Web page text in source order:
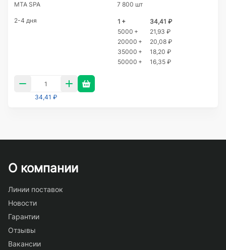
MTA SPA 7 800 шт
2-4 дня 1 +
34,41 ₽
5000 +
21,93 ₽
20000 +
20,08 ₽
35000 +
18,20 ₽
50000 +
16,35 ₽
34,41 ₽
О компании
Линии поставок
Новости
Гарантии
Отзывы
Вакансии